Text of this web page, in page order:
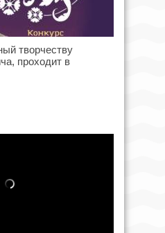
творчеству
проходит в